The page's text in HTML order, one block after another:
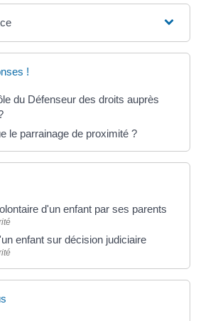
!
du Défenseur des droits auprès
le parrainage de proximité ?
d'un enfant par ses parents
enfant sur décision judiciaire